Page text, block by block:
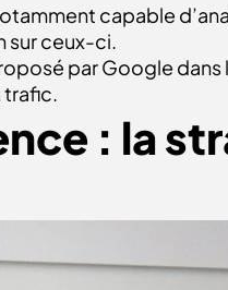
capable
sur ceux-ci.
par Google
trafic.
: la